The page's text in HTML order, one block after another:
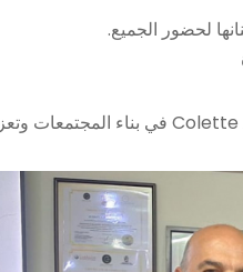
لحضور الجميع.